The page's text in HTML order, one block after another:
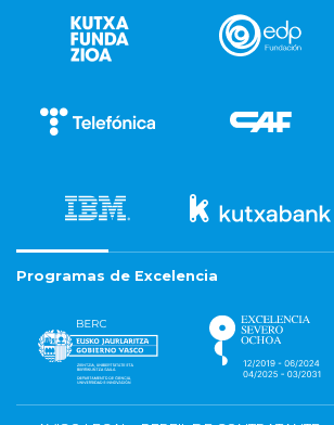
Programas de Excelencia